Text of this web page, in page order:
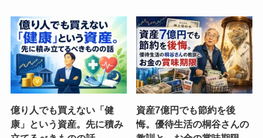
億り人でも買えない「健
康」という資産。先に積み
資産7億円でも節約を後
悔。優待生活の桐谷さんの